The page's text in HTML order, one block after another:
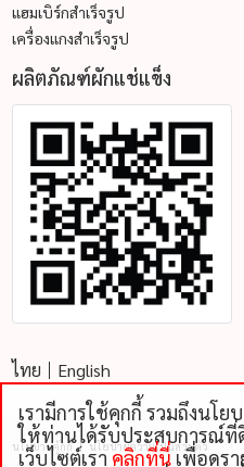
แฮมเบิร์กสำเร็จรูป
เครื่องแกงสำเร็จรูป
ผลิตภัณฑ์ผักแช่แข็ง
ไทย English
นโยบายคุ้กกี้ นโยบายความเป็นส่วนตัว
เรามีการใช้คุกกี้ รวมถึงนโ
ให้ท่านได้รับประสบการณ์ที่
เว็บไซต์เราคลิกที่นี่เพื่อดูรา